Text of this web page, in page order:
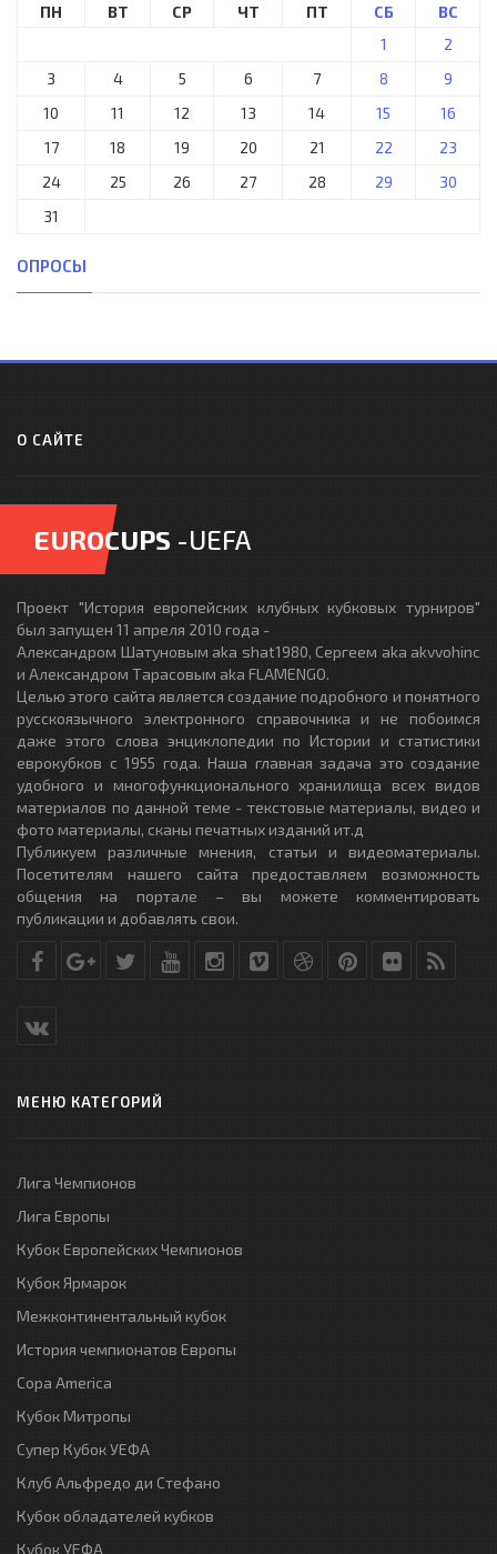
ПН ВТ СР ЧТ ПТ СБ
ВС
1
2
3
4 5 6 7 8
9
10
11 12 13 14 15
16
17
18 19 20 21 22
23
24
25 26 27 28 29
30
31
ОПРОСЫ
О САЙТЕ
EUROCUPS -UEFA
Проект "История европейских клубных кубковых турниров"
был запущен 11 апреля 2010 года -
Александром Шатуновым aka shat1980, Сергеем aka akvvohinc
и Александром Тарасовым aka FLAMENGO.
Целью этого сайта является создание подробного и понятного
русскоязычного электронного справочника и не побоимся
даже этого слова энциклопедии по Истории и статистики
еврокубков с 1955 года. Наша главная задача это создание
удобного и многофункционального хранилища всех видов
материалов по данной теме - текстовые материалы, видео и
фото материалы, сканы печатных изданий ит.д
Публикуем различные мнения, статьи и видеоматериалы.
Посетителям нашего сайта предоставляем возможность
общения на портале – вы можете комментировать
публикации и добавлять свои.
МЕНЮ КАТЕГОРИЙ
Лига Чемпионов
Лига Европы
Кубок Европейских Чемпионов
Кубок Ярмарок
Межконтинентальный кубок
История чемпионатов Европы
Copa America
Кубок Митропы
Супер Кубок УЕФА
Клуб Альфредо ди Стефано
Кубок обладателей кубков
Кубок УЕФА